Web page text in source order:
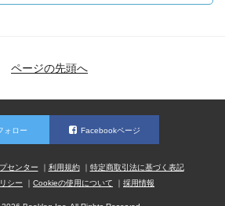
ページの先頭へ
ォロー Facebookページ
センター 利用規約
特定商取引法に基づく表記
シー
Cookieの使用について 採用情報